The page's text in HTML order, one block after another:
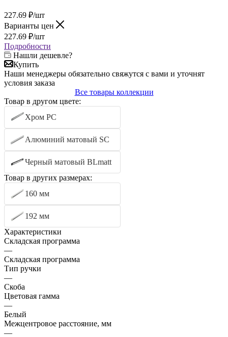
227.69 ₽/шт
Варианты цен
227.69 ₽/шт
Подробности
Нашли дешевле?
Купить
Наши менеджеры обязательно свяжутся с вами и уточнят
условия заказа
Все товары коллекции
Товар в другом цвете:
Хром PC
Алюминий матовый SC
Черный матовый BLmatt
Товар в других размерах:
160 мм
192 мм
Характеристики
Складская программа
—
Складская программа
Тип ручки
—
Скоба
Цветовая гамма
—
Белый
Межцентровое расстояние, мм
—